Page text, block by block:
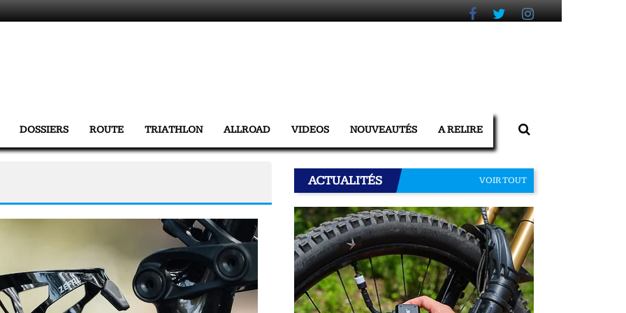
DOSSIERS ROUTE TRIATHLON ALLROAD VIDEOS NOUVEAUTÉS A RELIRE
ACTUALITÉS VOIR TOUT